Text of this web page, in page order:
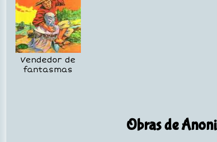
Vendedor de
fantasmas
Obras de